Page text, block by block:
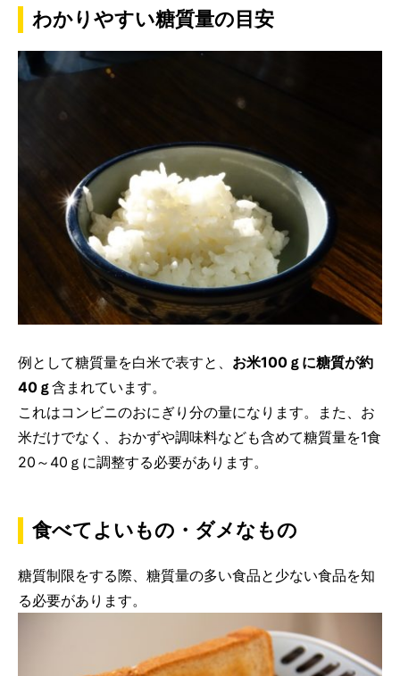
わかりやすい糖質量の目安
例として糖質量を白米で表すと、 お米100ｇに糖質が約
40ｇ含まれています。
これはコンビニのおにぎり分の量になります。また、お
米だけでなく、おかずや調味料なども含めて糖質量を1食
20～40ｇに調整する必要があります。
食べてよいもの・ダメなもの
糖質制限をする際、糖質量の多い食品と少ない食品を知
る必要があります。